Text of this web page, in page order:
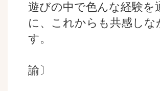
遊びの中で色んな経験
に、これからも共感し
す。
〔０.１
諭〕